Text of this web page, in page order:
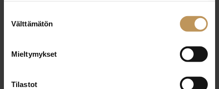
valinta
Välttämätön
Mieltymykset
Tilastot
29.2.2024
Lue artikkeli